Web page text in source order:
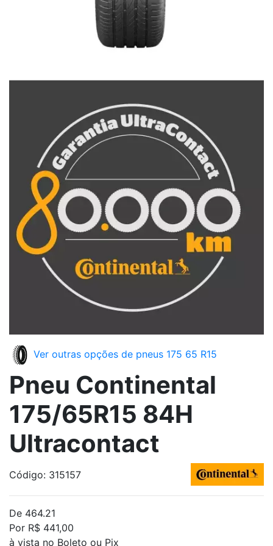
Ver outras opções de pneus 175 65 R15
Pneu Continental
175/65R15 84H
Ultracontact
Código: 315157
De 464.21
Por R$ 441,00
à vista no Boleto ou Pix